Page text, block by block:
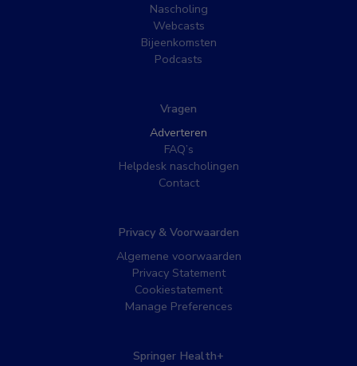
Nascholing
Webcasts
Bijeenkomsten
Podcasts
Vragen
Adverteren
FAQ’s
Helpdesk nascholingen
Contact
Privacy & Voorwaarden
Algemene voorwaarden
Privacy Statement
Cookiestatement
Manage Preferences
Springer Health+